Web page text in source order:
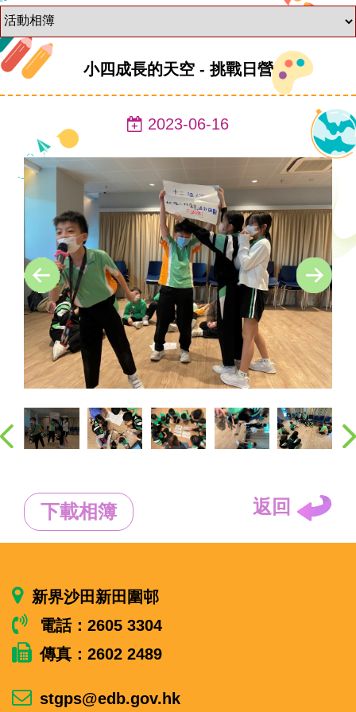
小四成長的天空 - 挑戰日營
2023-06-16
下載相簿 返回
新界沙田新田圍邨
電話：2605 3304
傳真：2602 2489
stgps@edb.gov.hk